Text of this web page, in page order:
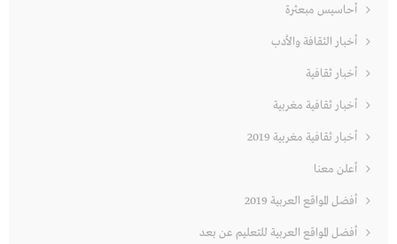
أحاسيس مبعثرة
أخبار الثقافة والأدب
أخبار ثقافية
أخبار ثقافية مغربية
أخبار ثقافية مغربية 2019
أعلن معنا
أفضل المواقع العربية 2019
أفضل المواقع العربية للتعليم عن بعد